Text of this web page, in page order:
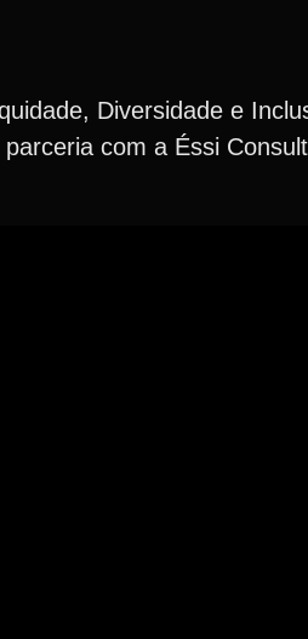
Diversidade e
com a Éssi